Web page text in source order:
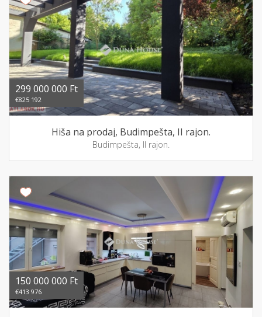
299 000 000 Ft
€825 192
Hiša na prodaj, Budimpešta, II rajon.
Budimpešta, II rajon.
150 000 000 Ft
€413 976